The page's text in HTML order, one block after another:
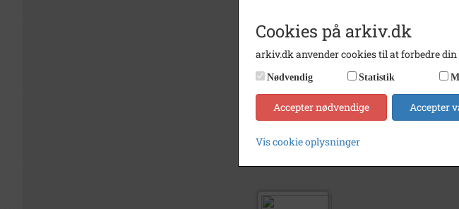
Eskebjerghuset,
Cookies på arkiv.dk
arkiv.dk anvender cookies til at forbedre
Nødvendig Statistik
Accepter nødvendige Accepter
Vis cookie oplysninger